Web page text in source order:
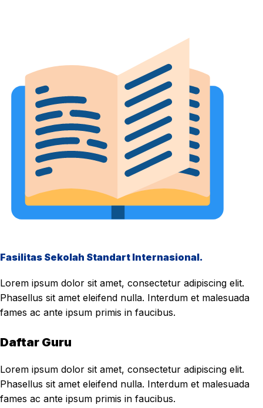
Fasilitas Sekolah Standart Internasional.
Lorem ipsum dolor sit amet, consectetur adipiscing elit.
Phasellus sit amet eleifend nulla. Interdum et malesuada
fames ac ante ipsum primis in faucibus.
Daftar Guru
Lorem ipsum dolor sit amet, consectetur adipiscing elit.
Phasellus sit amet eleifend nulla. Interdum et malesuada
fames ac ante ipsum primis in faucibus.